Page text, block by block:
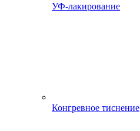
УФ-лакирование
Конгревное тиснение